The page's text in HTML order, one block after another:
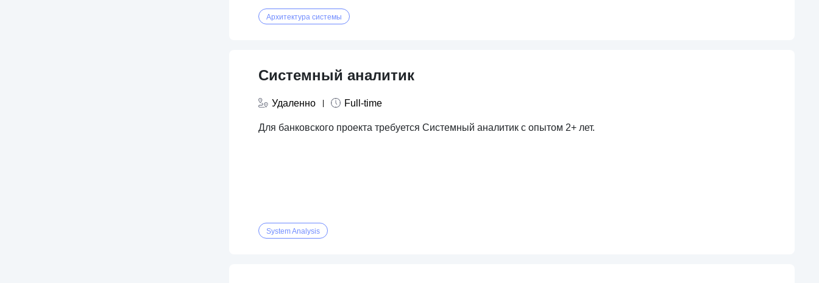
Архитектура системы
Системный аналитик
Удаленно Full-time
Для банковского проекта требуется Системный аналитик с опытом 2+ лет.
System Analysis